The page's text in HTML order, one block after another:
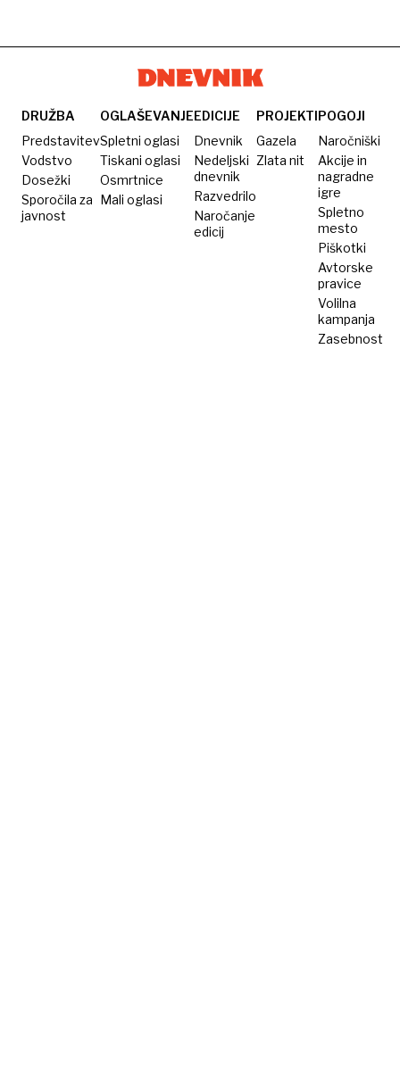
DRUŽBA
Predstavitev
Vodstvo
Dosežki
Sporočila za
javnost
OGLAŠEVANJE
Spletni oglasi
Tiskani oglasi
Osmrtnice
Mali oglasi
EDICIJE
Dnevnik
Nedeljski
dnevnik
Razvedrilo
Naročanje
edicij
PROJEKTI
Gazela
Zlata nit
POGOJI
Naročniški
Akcije in
nagradne
igre
Spletno
mesto
Piškotki
Avtorske
pravice
Volilna
kampanja
Zasebnost